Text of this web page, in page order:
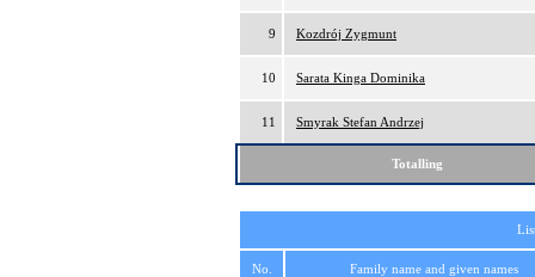
9 Kozdrój Zygmunt
10 Sarata Kinga Dominika
11 Smyrak Stefan Andrzej
Totalling
No. Family name and given names